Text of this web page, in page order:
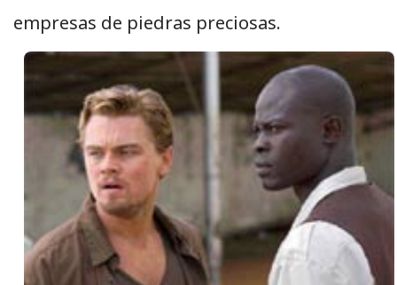
empresas de piedras preciosas.